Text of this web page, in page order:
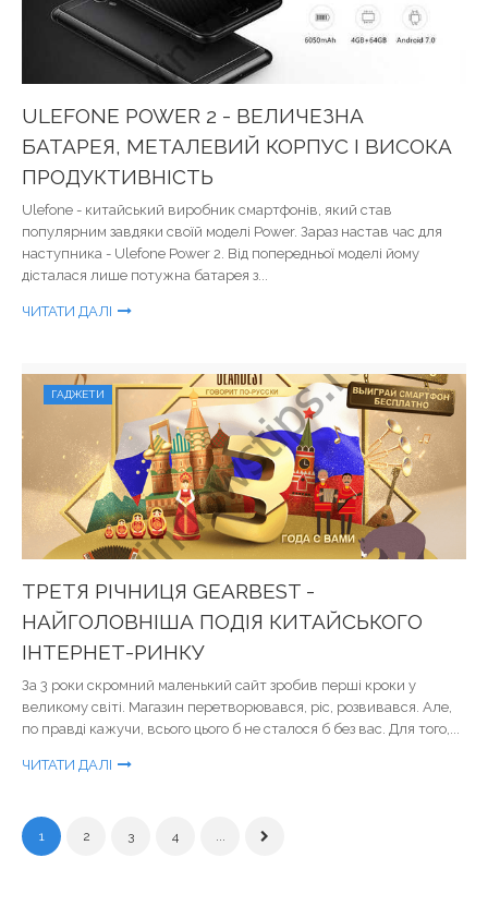
ULEFONE POWER 2 - ВЕЛИЧЕЗНА
БАТАРЕЯ, МЕТАЛЕВИЙ КОРПУС І ВИСОКА
ПРОДУКТИВНІСТЬ
Ulefone - китайський виробник смартфонів, який став
популярним завдяки своїй моделі Power. Зараз настав час для
наступника - Ulefone Power 2. Від попередньої моделі йому
дісталася лише потужна батарея з...
ЧИТАТИ ДАЛІ
ГАДЖЕТИ
ТРЕТЯ РІЧНИЦЯ GEARBEST -
НАЙГОЛОВНІША ПОДІЯ КИТАЙСЬКОГО
ІНТЕРНЕТ-РИНКУ
За 3 роки скромний маленький сайт зробив перші кроки у
великому світі. Магазин перетворювався, ріс, розвивався. Але,
по правді кажучи, всього цього б не сталося б без вас. Для того,...
ЧИТАТИ ДАЛІ
1 2 3 4 ...